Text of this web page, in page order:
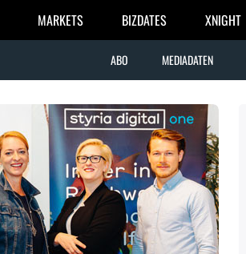
MARKETS BIZDATES XNIGHT
ABO MEDIADATEN